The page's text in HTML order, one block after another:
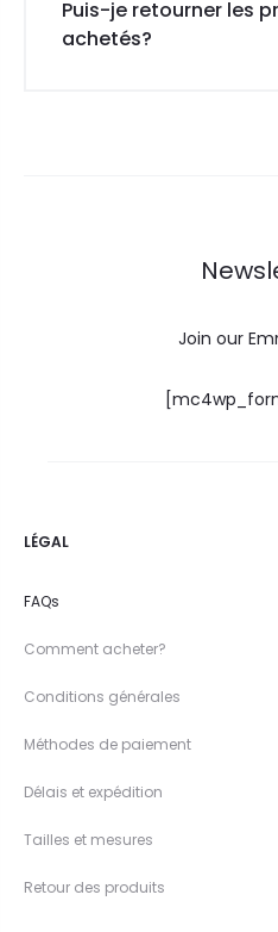
Puis-je retourner les
achetés?
Join our
LÉGAL
FAQs
Comment acheter?
Conditions générales
Méthodes de paiement
Délais et expédition
Tailles et mesures
Retour des produits